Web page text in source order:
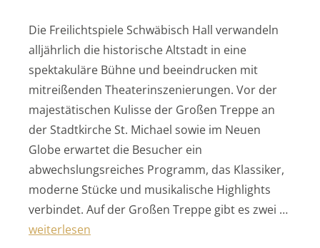
Die Freilichtspiele Schwäbisch Hall verwandeln
alljährlich die historische Altstadt in eine
spektakuläre Bühne und beeindrucken mit
mitreißenden Theaterinszenierungen. Vor der
majestätischen Kulisse der Großen Treppe an
der Stadtkirche St. Michael sowie im Neuen
Globe erwartet die Besucher ein
abwechslungsreiches Programm, das Klassiker,
moderne Stücke und musikalische Highlights
verbindet. Auf der Großen Treppe gibt es zwei …
„Freilichtspiele Schwäbisch Hall“
weiterlesen